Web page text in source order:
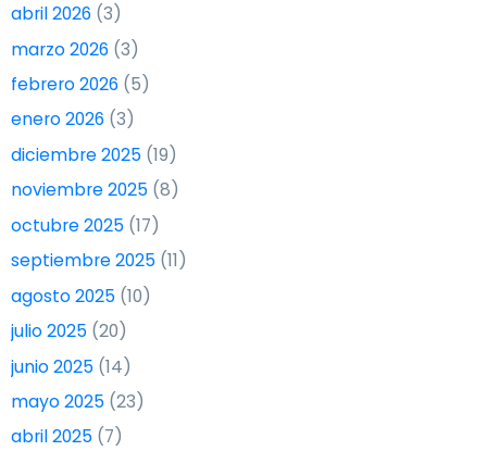
abril 2026 (3)
marzo 2026 (3)
febrero 2026 (5)
enero 2026 (3)
diciembre 2025 (19)
noviembre 2025 (8)
octubre 2025 (17)
septiembre 2025 (11)
agosto 2025 (10)
julio 2025 (20)
junio 2025 (14)
mayo 2025 (23)
abril 2025 (7)